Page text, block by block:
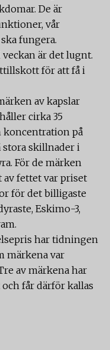
De är
vår
fungera.
är det lugnt.
för att få i
av kapslar
cirka 35
koncentration på
stora skillnader i
För de märken
av fettet var priset
för det billigaste
Eskimo-3,
har tidningen
märkena var
av märkena har
får därför kallas